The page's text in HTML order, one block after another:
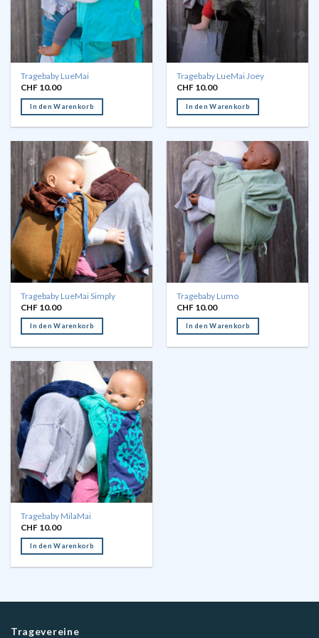
Tragebaby LueMai
CHF10.00
In den Warenkorb
Tragebaby LueMai Joey
CHF10.00
In den Warenkorb
Tragebaby LueMai Simply
CHF10.00
In den Warenkorb
Tragebaby Lumo
CHF10.00
In den Warenkorb
Tragebaby MilaMai
CHF10.00
In den Warenkorb
Tragevereine